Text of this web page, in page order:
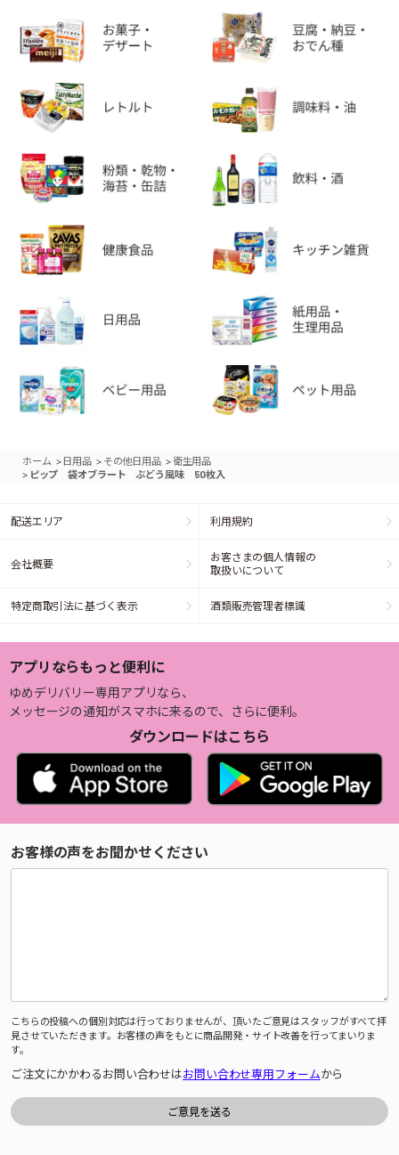
ホーム > 日用品 > その他日用品 > 衛生用品
> ピップ 袋オブラート ぶどう風味 50枚入
配送エリア 利用規約
会社概要
お客さまの個人情報の
取扱いについて
特定商取引法に基づく表示 酒類販売管理者標識
アプリならもっと便利に
ゆめデリバリー専用アプリなら、
メッセージの通知がスマホに来るので、さらに便利。
ダウンロードはこちら
お客様の声をお聞かせください
こちらの投稿への個別対応は行っておりませんが、頂いたご意見はスタッフがすべて拝
見させていただきます。お客様の声をもとに商品開発・サイト改善を行ってまいりま
す。
ご注文にかかわるお問い合わせはお問い合わせ専用フォームから